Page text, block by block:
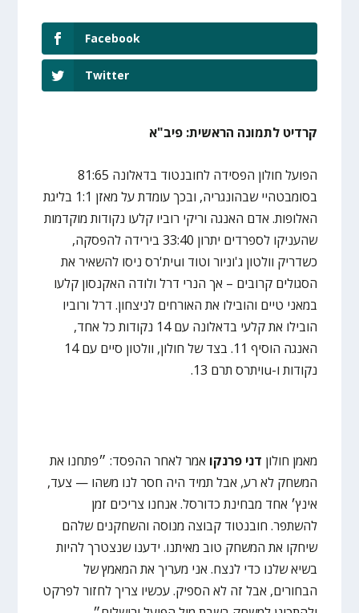
Facebook
Twitter
קרדיט לתמונה הראשית: פיב"א
הפועל חולון הפסידה לחובנטוד בדאלונה 81:65
בסומבטהיי שבהונגריה, ובכך עומדת על מאזן 1:1 בליגת
האלופות. אדם האנגה וריקי רוביו קלעו נקודות מוקדמות
שהעניקו לספרדים יתרון 33:40 בירידה להפסקה,
כשדריק וולטון ג'וניור וטוד וuית'רס ניסו להשאיר את
הסגולים קרובים – אך הנרי דרל ולודה האקנסון קלעו
במאני טיים והובילו את האורחים לניצחון. דרל ורוביו
הובילו את קלעי בדאלונה עם 14 נקודות כל אחד,
האנגה הוסיף 11. בצד של חולון, וולטון סיים עם 14
נקודות ו-uויתרס תרם 13.
מאמן חולון דני פרנקו אמר לאחר ההפסד: ״פתחנו את
המשחק לא רע, אבל תמיד היה חסר לנו משהו — צעד,
אינץ׳ אחד מבחינת כדורסל. אנחנו צריכים זמן
להשתפר. חובנטוד קבוצה מנוסה והשחקנים שלהם
שיחקו את המשחק טוב מאיתנו. ידענו שנצטרך להיות
בשיא שלנו כדי לנצח. אני מעריך את המאמץ של
הבחורים, אבל זה לא הספיק. עכשיו צריך לחזור לפרקט